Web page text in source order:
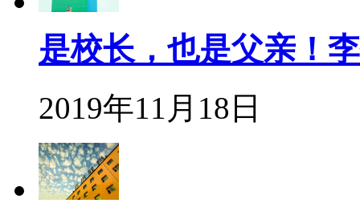
是校长，也是父亲！
2019年11月18日